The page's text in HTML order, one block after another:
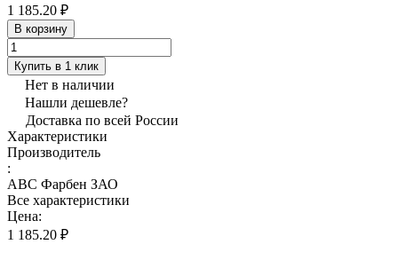
1 185.20 ₽
В корзину
Купить в 1 клик
Нет в наличии
Нашли дешевле?
Доставка по всей России
Характеристики
Производитель
:
АВС Фарбен ЗАО
Все характеристики
Цена:
1 185.20 ₽